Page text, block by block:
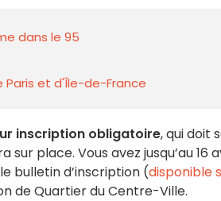
dans le 95
Paris et d'Île-de-France
inscription obligatoire, qui doit
place. Vous avez jusqu’au 16
bulletin d’inscription (disponible
de Quartier du Centre-Ville.